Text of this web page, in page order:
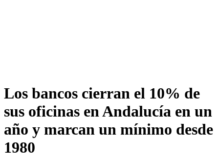
Los bancos cierran el 10% de
sus oficinas en Andalucía en un
año y marcan un mínimo desde
1980